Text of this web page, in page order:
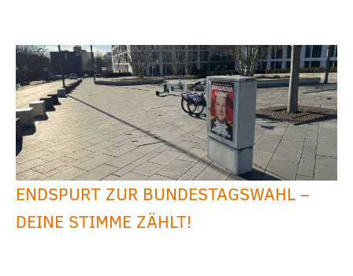
ENDSPURT ZUR BUNDESTAGSWAHL –
DEINE STIMME ZÄHLT!